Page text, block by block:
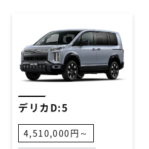
デリカD:5
4,510,000円～